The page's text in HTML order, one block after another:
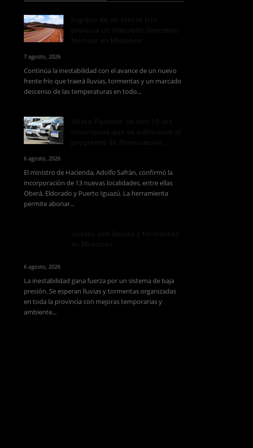
7 agosto, 2026
Continúa la inestabilidad con el avance de un nuevo
frente frío que traerá lluvias, tormentas y un marcado
descenso de las temperaturas en todo...
6 agosto, 2026
El ministro de Hacienda, Adolfo Safrán, confirmó la
incorporación de 13 nuevas localidades, entre ellas
Oberá, Eldorado y Puerto Iguazú. La herramienta
permite abonar...
6 agosto, 2026
La inestabilidad gana fuerza por un sistema de baja
presión. Se esperan lluvias y tormentas organizadas
en toda la provincia con mejoras temporarias y
ambiente...